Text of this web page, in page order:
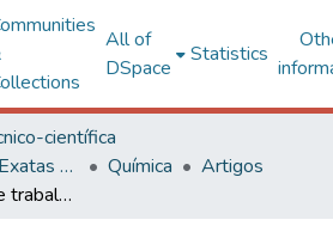
All of
DSpace
Statistics
científica
Centro de Ciências Exatas e Tecnológicas
Química
Artigos
Análise do estilo de trabalho em relação ao alinhamento cultural de determinado grupo de estudantes da engenharia química na UFV